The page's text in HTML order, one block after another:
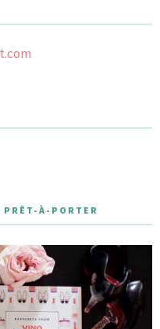
PRÊT-À-PORTER